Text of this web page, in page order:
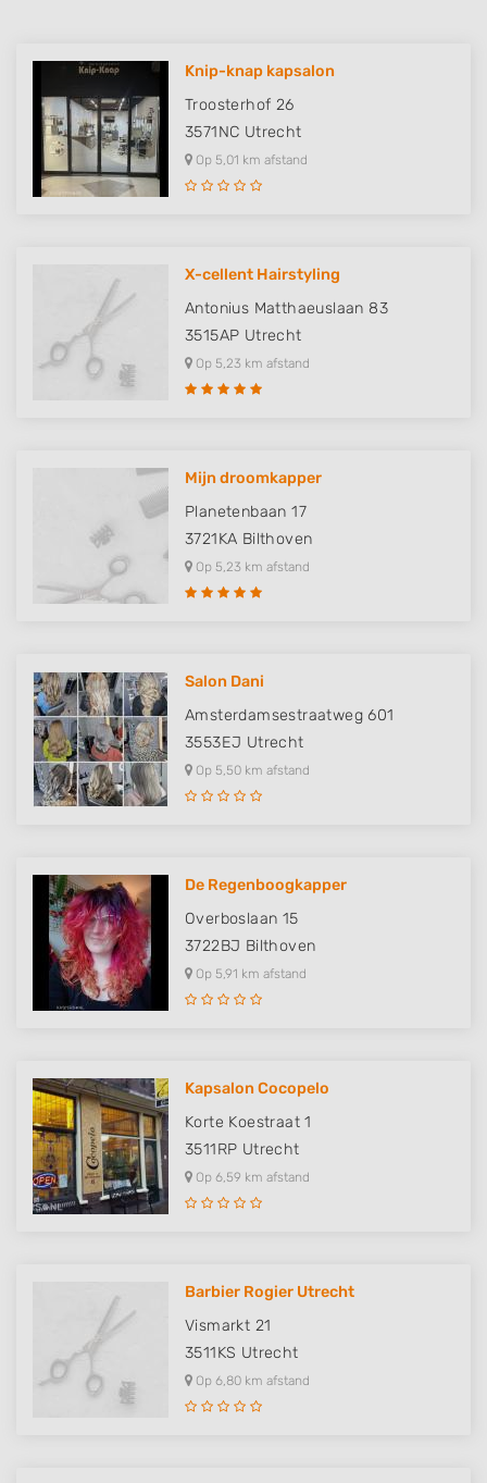
Knip-knap kapsalon
Troosterhof 26
3571NC Utrecht
Op 5,01 km afstand
X-cellent Hairstyling
Antonius Matthaeuslaan 83
3515AP Utrecht
Op 5,23 km afstand
Mijn droomkapper
Planetenbaan 17
3721KA Bilthoven
Op 5,23 km afstand
Salon Dani
Amsterdamsestraatweg 601
3553EJ Utrecht
Op 5,50 km afstand
De Regenboogkapper
Overboslaan 15
3722BJ Bilthoven
Op 5,91 km afstand
Kapsalon Cocopelo
Korte Koestraat 1
3511RP Utrecht
Op 6,59 km afstand
Barbier Rogier Utrecht
Vismarkt 21
3511KS Utrecht
Op 6,80 km afstand